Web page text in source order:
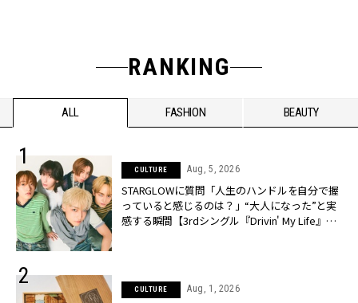
RANKING
ALL FASHION BEAUTY
CULTURE Aug, 5, 2026
STARGLOWに質問「人生のハンドルを自分で握
っていると感じるのは？」“大️人になった”と実
感する瞬間【3rdシングル『Drivin' My Life』発
CULTURE Aug, 1, 2026